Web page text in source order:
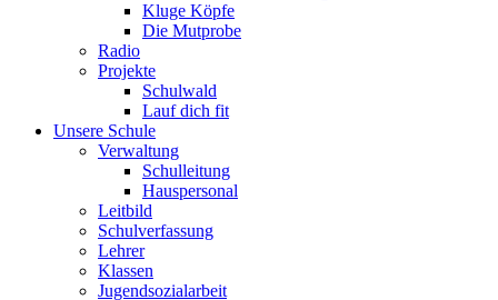
Kluge Köpfe
Die Mutprobe
Radio
Projekte
Schulwald
Lauf dich fit
Unsere Schule
Verwaltung
Schulleitung
Hauspersonal
Leitbild
Schulverfassung
Lehrer
Klassen
Jugendsozialarbeit